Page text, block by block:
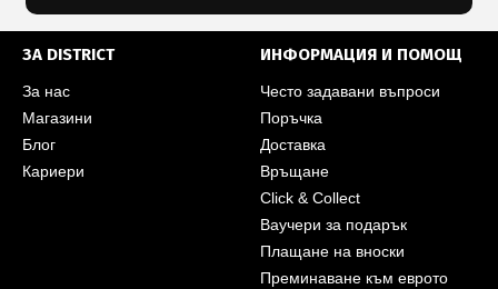
ЗА DISTRICT
За нас
Магазини
Блог
Кариери
ИНФОРМАЦИЯ И ПОМОЩ
Често задавани въпроси
Поръчка
Доставка
Връщане
Click & Collect
Ваучери за подарък
Плащане на вноски
Преминаване към еврото